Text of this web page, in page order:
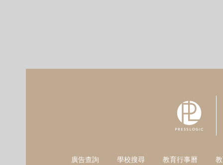
廣告查詢 學校搜尋 教育行事曆